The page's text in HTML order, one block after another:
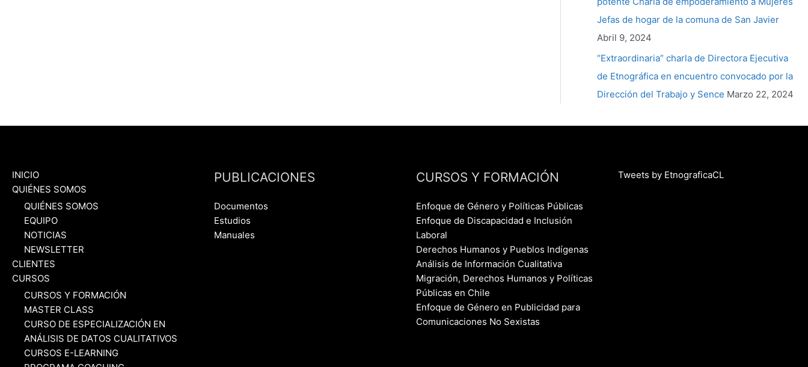
Jefas de hogar de la comuna de San Javier
Abril 9, 2024
“Extraordinaria” charla de Directora Ejecutiva
de Etnográfica en encuentro convocado por la
Dirección del Trabajo y Sence Marzo 22, 2024
INICIO
QUIÉNES SOMOS
QUIÉNES SOMOS
EQUIPO
NOTICIAS
NEWSLETTER
CLIENTES
CURSOS
CURSOS Y FORMACIÓN
MASTER CLASS
CURSO DE ESPECIALIZACIÓN EN
ANÁLISIS DE DATOS CUALITATIVOS
CURSOS E-LEARNING
PUBLICACIONES
Documentos
Estudios
Manuales
CURSOS Y FORMACIÓN
Enfoque de Género y Políticas Públicas
Enfoque de Discapacidad e Inclusión
Laboral
Derechos Humanos y Pueblos Indígenas
Análisis de Información Cualitativa
Migración, Derechos Humanos y Políticas
Públicas en Chile
Enfoque de Género en Publicidad para
Comunicaciones No Sexistas
Tweets by EtnograficaCL